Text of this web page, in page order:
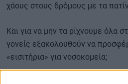
χάους στους δρόμους με τα
Και για να μην τα ρίχνουμε όλα
γονείς εξακολουθούν να
«εισιτήρια» για νοσοκομεία;